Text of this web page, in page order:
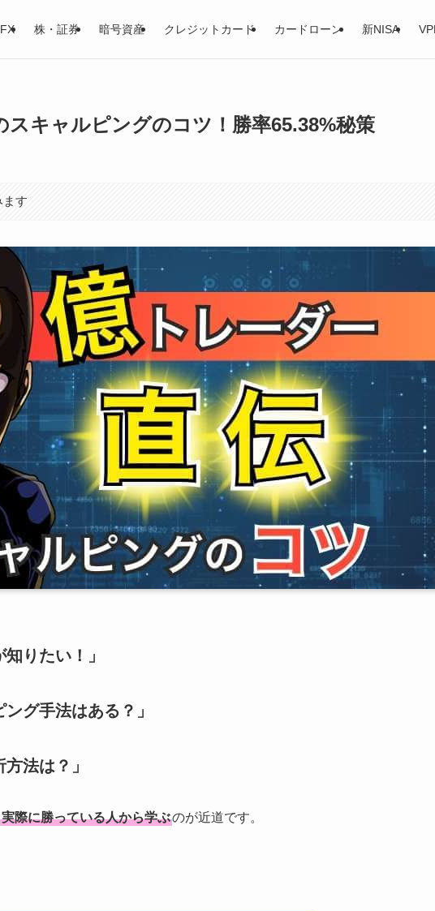
FX 株・証券 暗号資産 クレジットカード カードローン 新NISA
スキャルピングのコツ！勝率65.38%秘策
ます
りたい！」
グ手法はある？」
法は？」
実際に勝っている人から学ぶのが近道です。